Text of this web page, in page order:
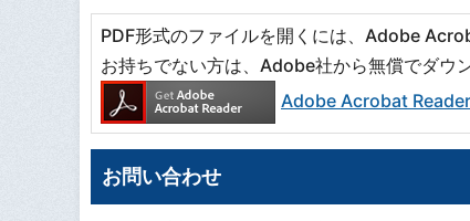
PDF形式のファイルを開くには、Adobe
お持ちでない方は、Adobe社から無償でダウ
Adobe Acrobat
お問い合わせ